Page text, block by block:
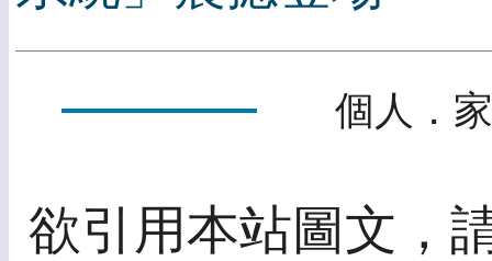
個人．
欲引用本站圖文，